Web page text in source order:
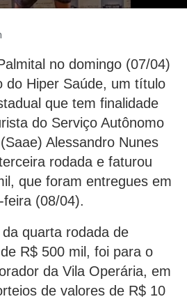
no domingo (07/04)
do Hiper Saúde, um título
que tem finalidade
do Serviço Autônomo
Alessandro Nunes
rodada e faturou
que foram entregues em
(08/04).
quarta rodada de
R$ 500 mil, foi para o
da Vila Operária, em
de valores de R$ 10